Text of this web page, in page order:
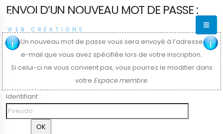
LIMPORIA
WEB CREATIONS
ENVOI D’UN NOUVEAU MOT DE PASSE :
Un nouveau mot de passe vous sera envoyé à l’adresse
e-mail que vous avez spécifiée lors de votre inscription.
Si celui-ci ne vous convient pas, vous pourrez le modifier dans
votre Espace membre.
Identifiant :